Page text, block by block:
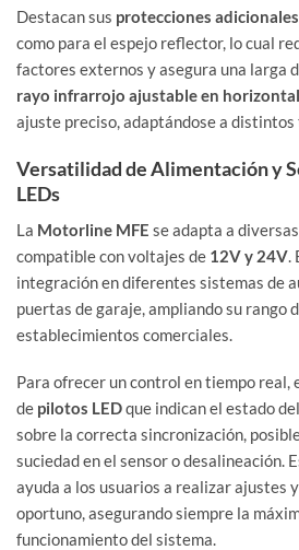
Destacan sus protecciones adicionales
como para el espejo reflector, lo cual
factores externos y asegura una larga
rayo infrarrojo ajustable en
ajuste preciso, adaptándose a
Versatilidad de Alimentación y
LEDs
La Motorline MFE se adapta a
compatible con voltajes de 12V y 24V
integración en diferentes sistemas de
puertas de garaje, ampliando su rango
establecimientos comerciales.
Para ofrecer un control en tiempo real,
de pilotos LEDque indican el estado
sobre la correcta sincronización,
suciedad en el sensor o desalineación.
ayuda a los usuarios a realizar ajustes
oportuno, asegurando siempre la
funcionamiento del sistema.